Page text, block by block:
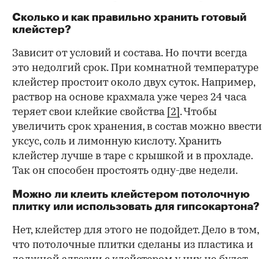
Сколько и как правильно хранить готовый
клейстер?
Зависит от условий и состава. Но почти всегда
это недолгий срок. При комнатной температуре
клейстер простоит около двух суток. Например,
раствор на основе крахмала уже через 24 часа
теряет свои клейкие свойства [2] . Чтобы
увеличить срок хранения, в состав можно ввести
уксус, соль и лимонную кислоту. Хранить
клейстер лучше в таре с крышкой и в прохладе.
Так он способен простоять одну-две недели.
Можно ли клеить клейстером потолочную
плитку или использовать для гипсокартона?
Нет, клейстер для этого не подойдет. Дело в том,
что потолочные плитки сделаны из пластика и